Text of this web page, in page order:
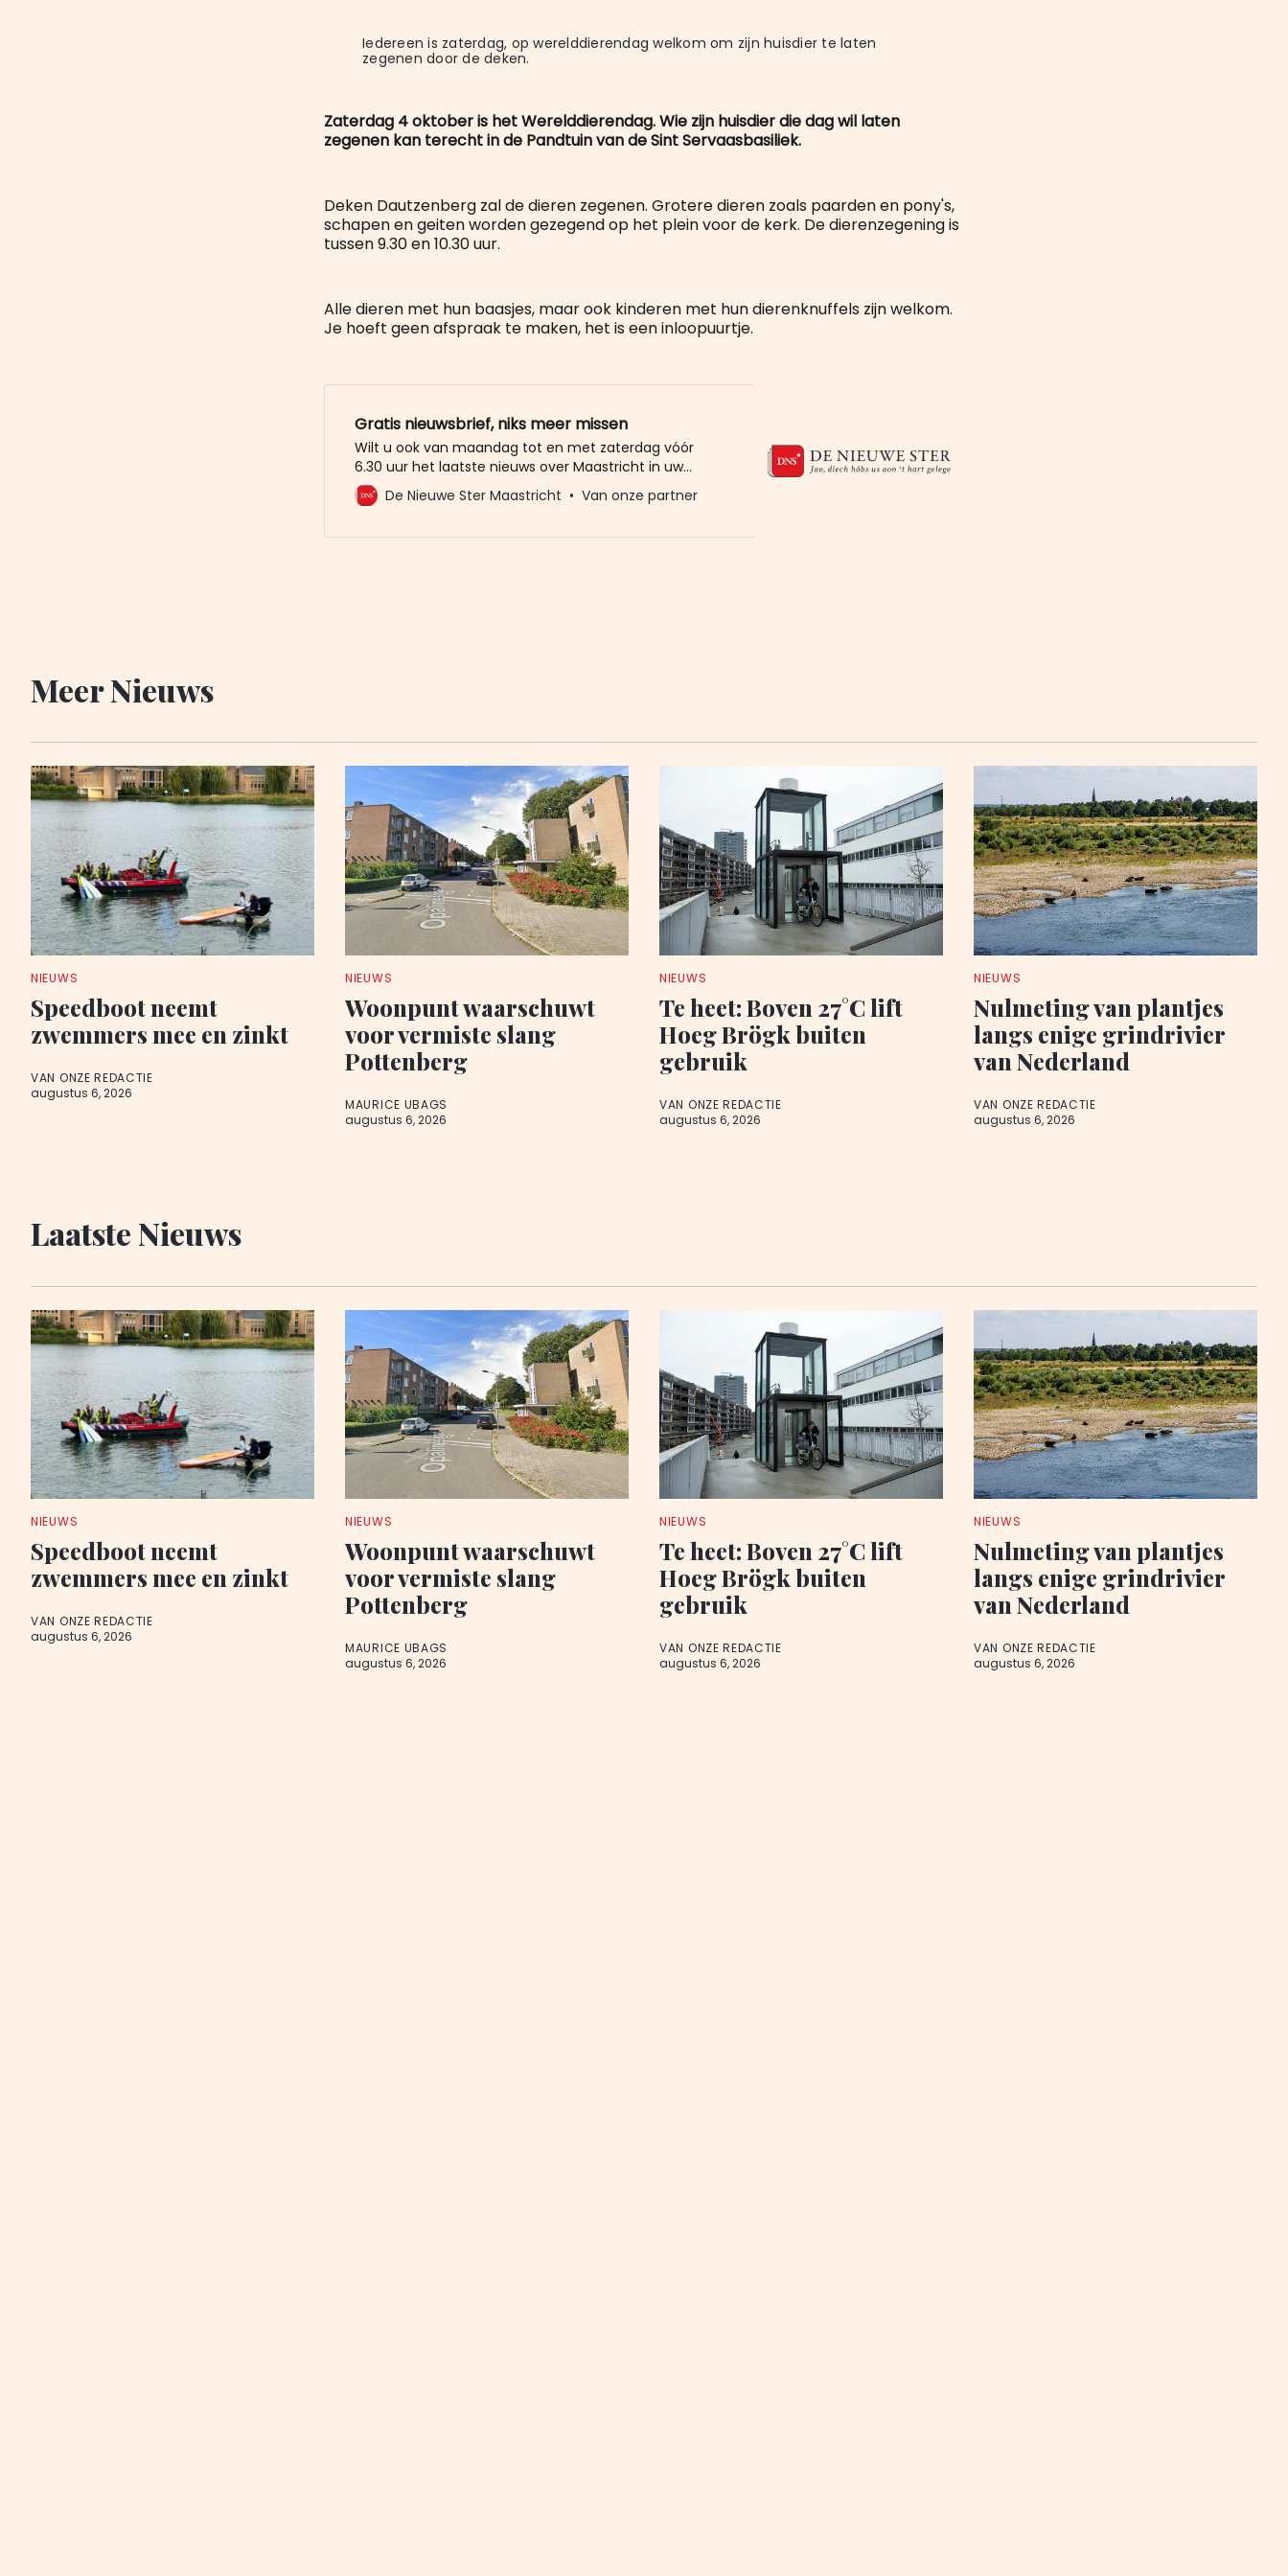
Iedereen is zaterdag, op werelddierendag welkom om zijn huisdier te laten
zegenen door de deken.
Zaterdag 4 oktober is het Werelddierendag. Wie zijn huisdier die dag wil laten
zegenen kan terecht in de Pandtuin van de Sint Servaasbasiliek.
Deken Dautzenberg zal de dieren zegenen. Grotere dieren zoals paarden en pony's,
schapen en geiten worden gezegend op het plein voor de kerk. De dierenzegening is
tussen 9.30 en 10.30 uur.
Alle dieren met hun baasjes, maar ook kinderen met hun dierenknuffels zijn welkom.
Je hoeft geen afspraak te maken, het is een inloopuurtje.
Gratis nieuwsbrief, niks meer missen
Wilt u ook van maandag tot en met zaterdag vóór
6.30 uur het laatste nieuws over Maastricht in uw
mailbox? Meld u dan gratis aan voor de nieuwbrief van
De Nieuwe Ster. Meer dan 20.000 trouwe lezers gingen
De Nieuwe Ster Maastricht Van onze partner
Meer Nieuws
NIEUWS
Speedboot neemt
zwemmers mee en zinkt
VAN ONZE REDACTIE
augustus 6, 2026
NIEUWS
Woonpunt waarschuwt
voor vermiste slang
Pottenberg
MAURICE UBAGS
augustus 6, 2026
NIEUWS
Te heet: Boven 27°C lift
Hoeg Brögk buiten
gebruik
VAN ONZE REDACTIE
augustus 6, 2026
NIEUWS
Nulmeting van plantjes
langs enige grindrivier
van Nederland
VAN ONZE REDACTIE
augustus 6, 2026
Laatste Nieuws
NIEUWS
Speedboot neemt
zwemmers mee en zinkt
VAN ONZE REDACTIE
augustus 6, 2026
NIEUWS
Woonpunt waarschuwt
voor vermiste slang
Pottenberg
MAURICE UBAGS
augustus 6, 2026
NIEUWS
Te heet: Boven 27°C lift
Hoeg Brögk buiten
gebruik
VAN ONZE REDACTIE
augustus 6, 2026
NIEUWS
Nulmeting van plantjes
langs enige grindrivier
van Nederland
VAN ONZE REDACTIE
augustus 6, 2026